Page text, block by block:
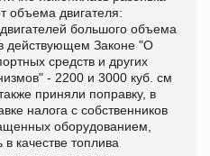
объема двигателя:
большого объема
действующем Законе "О
средств и других
- 2200 и 3000 куб. см
приняли поправку, в
налога с собственников
оборудованием,
качестве топлива